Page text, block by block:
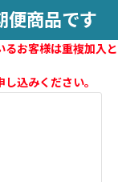
便商品です
お客様は重複加入と
込みください。